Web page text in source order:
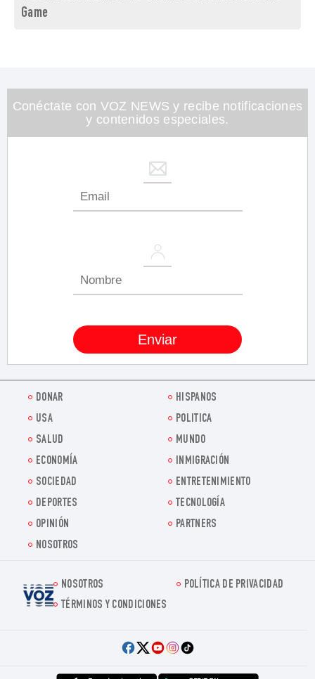
Game
Conéctate con VOZ NEWS y recibe notificaciones
y contenidos especiales.
DONAR
HISPANOS
USA
POLITICA
SALUD
MUNDO
ECONOMÍA
INMIGRACIÓN
SOCIEDAD
ENTRETENIMIENTO
DEPORTES
TECNOLOGÍA
OPINIÓN
PARTNERS
NOSOTROS
Voz.us
NOSOTROS
POLÍTICA DE PRIVACIDAD
TÉRMINOS Y CONDICIONES